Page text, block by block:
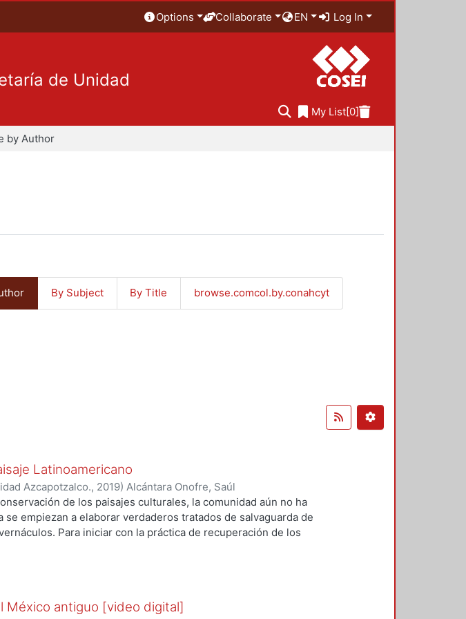
Options Collaborate EN Log In
de Unidad
My List[0]
by Author
By Subject By Title browse.comcol.by.conahcyt
Latinoamericano
Azcapotzalco., 2019)Alcántara Onofre, Saúl
de los paisajes culturales, la comunidad aún no ha
empiezan a elaborar verdaderos tratados de salvaguarda de
Para iniciar con la práctica de recuperación de los
a la sociedad para que se involucre en la forma de
latinoamericanos. En la región latinoamericana existen
México antiguo [video digital]